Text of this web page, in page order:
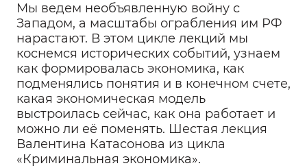
Мы ведем необъявленную войну с
Западом, а масштабы ограбления им РФ
нарастают. В этом цикле лекций мы
коснемся исторических событий, узнаем
как формировалась экономика, как
подменялись понятия и в конечном счете,
какая экономическая модель
выстроилась сейчас, как она работает и
можно ли её поменять. Шестая лекция
Валентина Катасонова из цикла
«Криминальная экономика».